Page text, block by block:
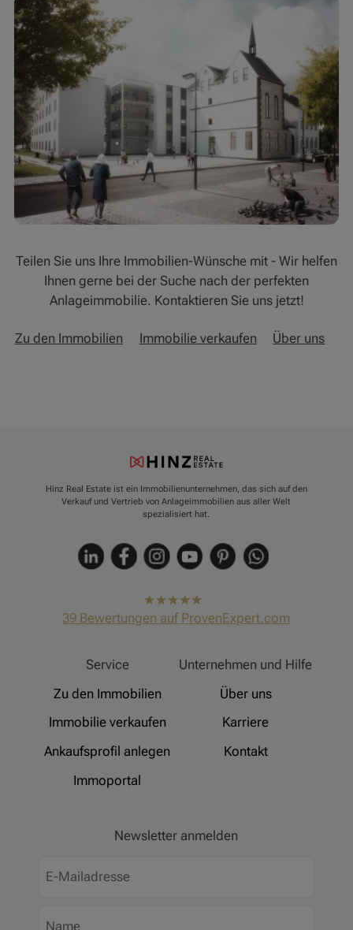
Teilen Sie uns Ihre Immobilien-Wünsche mit - Wir helfen
Ihnen gerne bei der Suche nach der perfekten
Anlageimmobilie. Kontaktieren Sie uns jetzt!
Zu den Immobilien Immobilie verkaufen Über uns
Hinz Real Estate ist ein Immobilienunternehmen, das sich auf den
Verkauf und Vertrieb von Anlageimmobilien aus aller Welt
spezialisiert hat.
hat4,91
von5
39 Bewertungen auf ProvenExpert.com
Service
Zu den Immobilien
Immobilie verkaufen
Ankaufsprofil anlegen
Immoportal
Unternehmen und Hilfe
Über uns
Karriere
Kontakt
Newsletter anmelden